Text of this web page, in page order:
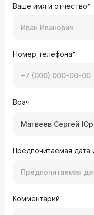
Ваше имя и отчество*
Номер телефона*
Врач
Предпочитаемая дата
Комментарий